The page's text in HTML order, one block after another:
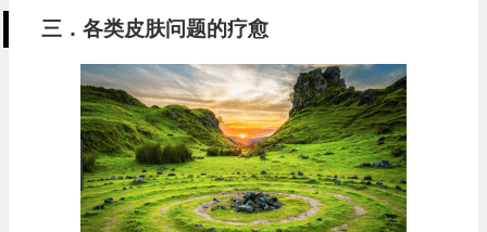
三．各类皮肤问题的疗愈